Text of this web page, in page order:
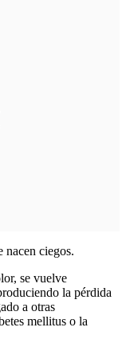
nacen ciegos.
se vuelve
la pérdida
a otras
mellitus o la